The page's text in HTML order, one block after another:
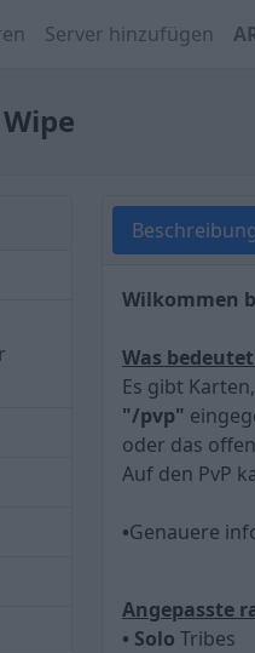
Server hinzufügen
Wilkommen
Was bedeutet
Es gibt
"/pvp"
oder das
Auf den PvP
•Genauere
Angepasste
• Solo Tribes